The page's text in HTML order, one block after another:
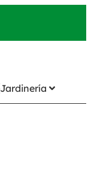
Jardinería